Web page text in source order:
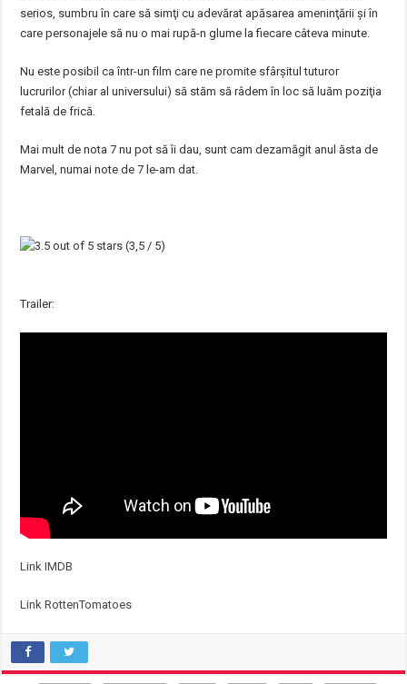
serios, sumbru în care să simţi cu adevărat apăsarea ameninţării şi în
care personajele să nu o mai rupă-n glume la fiecare câteva minute.
Nu este posibil ca într-un film care ne promite sfârşitul tuturor
lucrurilor (chiar al universului) să stăm să râdem în loc să luăm poziţia
fetală de frică.
Mai mult de nota 7 nu pot să îi dau, sunt cam dezamăgit anul ăsta de
Marvel, numai note de 7 le-am dat.
(3,5 / 5)
Trailer:
Link IMDB
Link RottenTomatoes